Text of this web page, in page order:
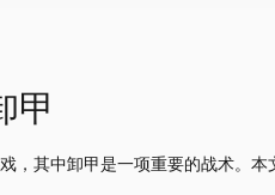
甲
，其中卸甲是一项重要的战术。